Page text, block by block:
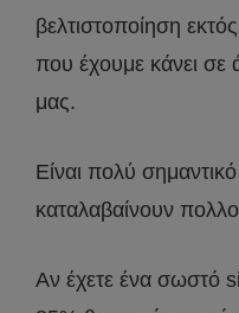
βελτιστοποίηση
που έχουμε κάνει σε
μας.
Είναι πολύ
καταλαβαίνουν
Αν έχετε ένα σωστό